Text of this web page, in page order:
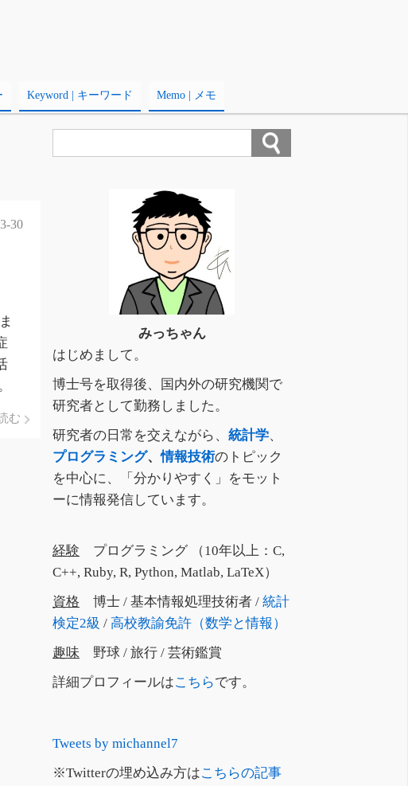
Keyword | キーワード Memo | メモ
30
む
みっちゃん
はじめまして。
博士号を取得後、国内外の研究機関で
研究者として勤務しました。
研究者の日常を交えながら、 統計学、
プログラミング、情報技術のトピック
を中心に、「分かりやすく」をモット
ーに情報発信しています。
経験 プログラミング （10年以上：C,
C++, Ruby, R, Python, Matlab, LaTeX）
資格 博士 / 基本情報処理技術者 / 統計
検定2級 / 高校教諭免許（数学と情報）
趣味 野球 / 旅行 / 芸術鑑賞
詳細プロフィールはこちらです。
Tweets by michannel7
※Twitterの埋め込み方はこちらの記事